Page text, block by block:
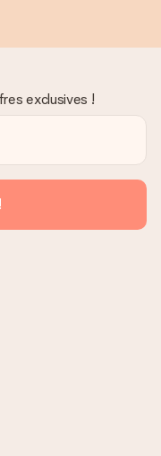
exclusives !